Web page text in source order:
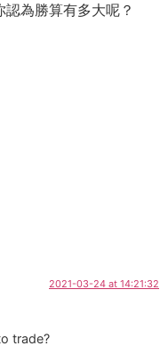
為勝算有多大呢？
2021-03-24 at 14:21:32
trade?